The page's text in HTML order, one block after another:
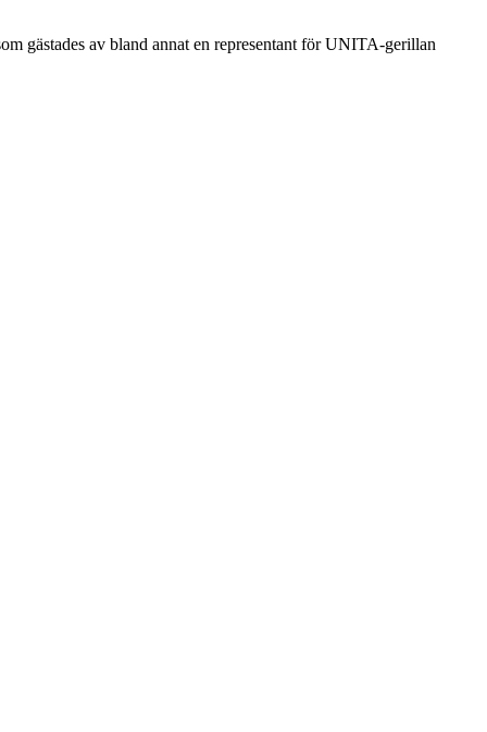
gästades av bland annat en representant för UNITA-gerillan